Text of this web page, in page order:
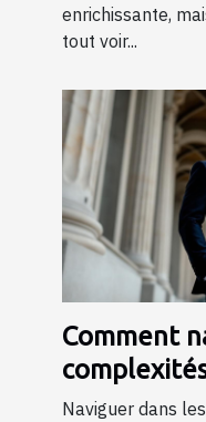
enrichissante,
tout voir...
Comment
pénale ?
Naviguer dans